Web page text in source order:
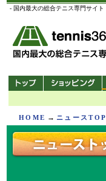
- 国内最大の総合テニス専門サイ
HOME → ニュースTOP